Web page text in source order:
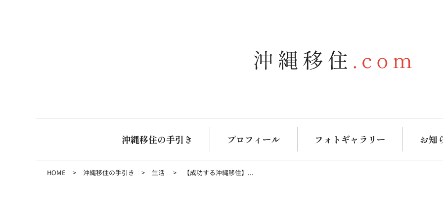
沖縄移住の手引き プロフィール フォトギャラリー お知
HOME 沖縄移住の手引き 生活 【成功する沖縄移住】...